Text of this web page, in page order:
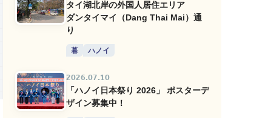
タイ湖北岸の外国人居住エリア
ダンタイマイ（Dang Thai Mai）通
り
暮 ハノイ
2026.07.10
「ハノイ日本祭り 2026」 ポスターデ
ザイン募集中！